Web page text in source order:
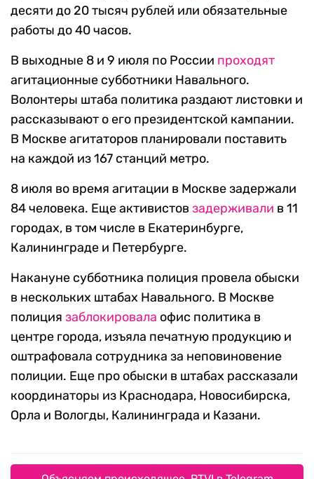
десяти до 20 тысяч рублей или обязательные
работы до 40 часов.
В выходные 8 и 9 июля по России проходят
агитационные субботники Навального.
Волонтеры штаба политика раздают листовки и
рассказывают о его президентской кампании.
В Москве агитаторов планировали поставить
на каждой из 167 станций метро.
8 июля во время агитации в Москве задержали
84 человека. Еще активистов задерживали в 11
городах, в том числе в Екатеринбурге,
Калининграде и Петербурге.
Накануне субботника полиция провела обыски
в нескольких штабах Навального. В Москве
полиция заблокировала офис политика в
центре города, изъяла печатную продукцию и
оштрафовала сотрудника за неповиновение
полиции. Еще про обыски в штабах рассказали
координаторы из Краснодара, Новосибирска,
Орла и Вологды, Калининграда и Казани.